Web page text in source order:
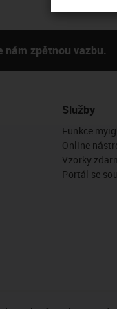
nám zpětnou vazbu.
Služby
Funkce
Online
Vzorky
Portál se